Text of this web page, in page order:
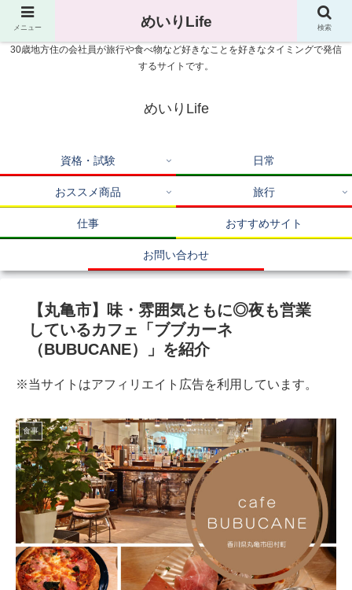
30歳地方住の会社員が旅行や食べ物など好きなことを好きなタイミングで発信
するサイトです。
めいりLife
資格・試験 日常
おススメ商品 旅行
仕事 おすすめサイト
お問い合わせ
【丸亀市】味・雰囲気ともに◎夜も営業
しているカフェ「ブブカーネ
（BUBUCANE）」を紹介
※当サイトはアフィリエイト広告を利用しています。
食事
メニュー めいりLife 検索